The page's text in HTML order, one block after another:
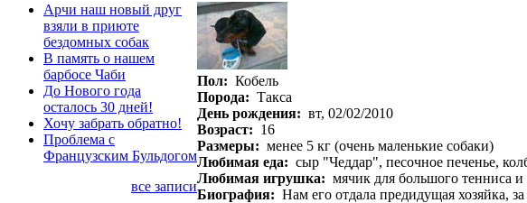
Арчи наш новый друг
взяли в приюте
бездомных собак
В память о нашем
барбосе Чаби
До Нового года
осталось 30 дней!
Хочу забрать обратно!
Проблема с
Французским Бульдогом
все записи
Пол: Кобель
Порода: Такса
День рождения: вт, 02/02/2010
Возраст: 16
Размеры: менее 5 кг (очень маленькие собаки)
Любимая еда: сыр "Чеддар", песочное печенье,
Любимая игрушка: мячик для большого тенниса
Биография: Нам его отдала предидущая хозяйка,